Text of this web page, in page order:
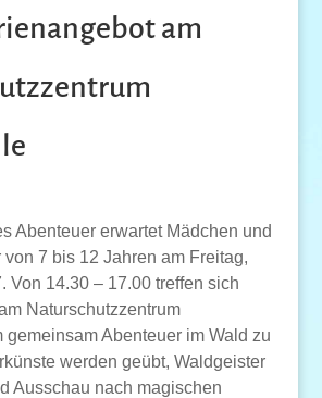
am
Abenteuer erwartet Mädchen und
7 bis 12 Jahren am Freitag,
Von 14.30 – 17.00 treffen sich
Naturschutzzentrum
gemeinsam Abenteuer im Wald zu
werden geübt, Waldgeister
Ausschau nach magischen